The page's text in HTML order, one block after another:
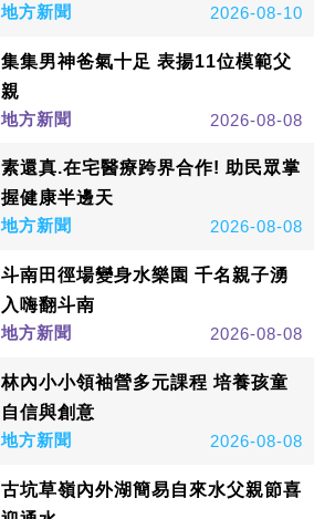
地方新聞
2026-08-10
集集男神爸氣十足 表揚11位模範父
親
地方新聞
2026-08-08
素還真.在宅醫療跨界合作! 助民眾掌
握健康半邊天
地方新聞
2026-08-08
斗南田徑場變身水樂園 千名親子湧
入嗨翻斗南
地方新聞
2026-08-08
林內小小領袖營多元課程 培養孩童
自信與創意
地方新聞
2026-08-08
古坑草嶺內外湖簡易自來水父親節喜